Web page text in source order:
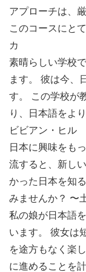
アプローチは、
このコースにと
カ
素晴らしい学校
ます。 彼は今、
す。 この学校が
り、日本語をよ
ビビアン・ヒル
日本に興味をも
流すると、新し
かった日本を知
みませんか？ 〜
私の娘が日本語
います。 彼女は
を途方もなく楽
に進めることを